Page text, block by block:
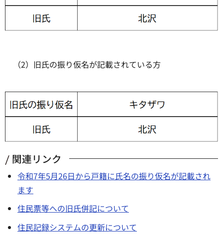
（2）旧氏の振り仮名が記載されている方
関連リンク
令和7年5月26日から戸籍に氏名の振り仮名が記載され
ます
住民票等への旧氏併記について
住民記録システムの更新について